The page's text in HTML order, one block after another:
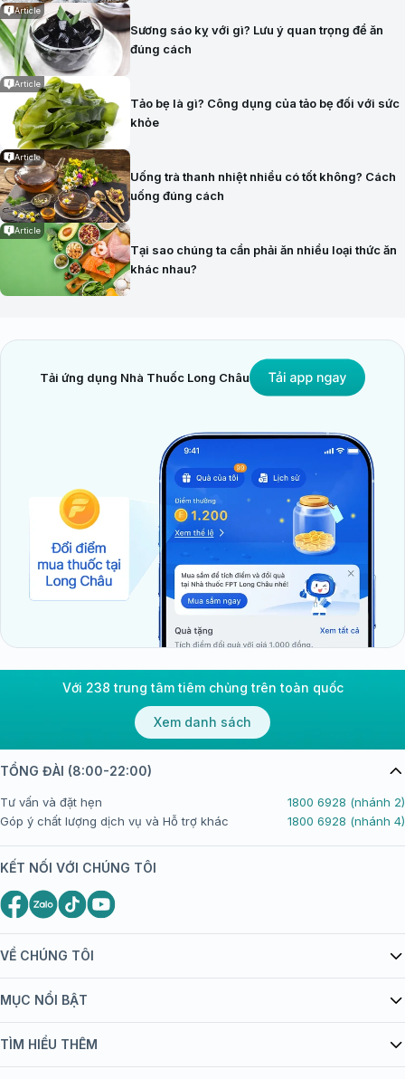
Article
Sương sáo kỵ với gì? Lưu ý quan trọng để ăn
đúng cách
Article
Tảo bẹ là gì? Công dụng của tảo bẹ đối với sức
khỏe
Article
Uống trà thanh nhiệt nhiều có tốt không? Cách
uống đúng cách
Article
Tại sao chúng ta cần phải ăn nhiều loại thức ăn
khác nhau?
Tải ứng dụng Nhà Thuốc Long Châu
Với 238 trung tâm tiêm chủng trên toàn quốc
Xem danh sách
VỀ CHÚNG TÔI
Giới thiệu Tiêm Chủng FPT Long Châu
bán hàng
MỤC NỔI BẬT
Danh mục vắc xin
TÌM HIỂU THÊM
TỔNG ĐÀI (8:00-22:00)
Tư vấn và đặt hẹn
1800 6928 (nhánh 2)
Góp ý chất lượng dịch vụ và Hỗ trợ khác
1800 6928 (nhánh 4)
KẾT NỐI VỚI CHÚNG TÔI